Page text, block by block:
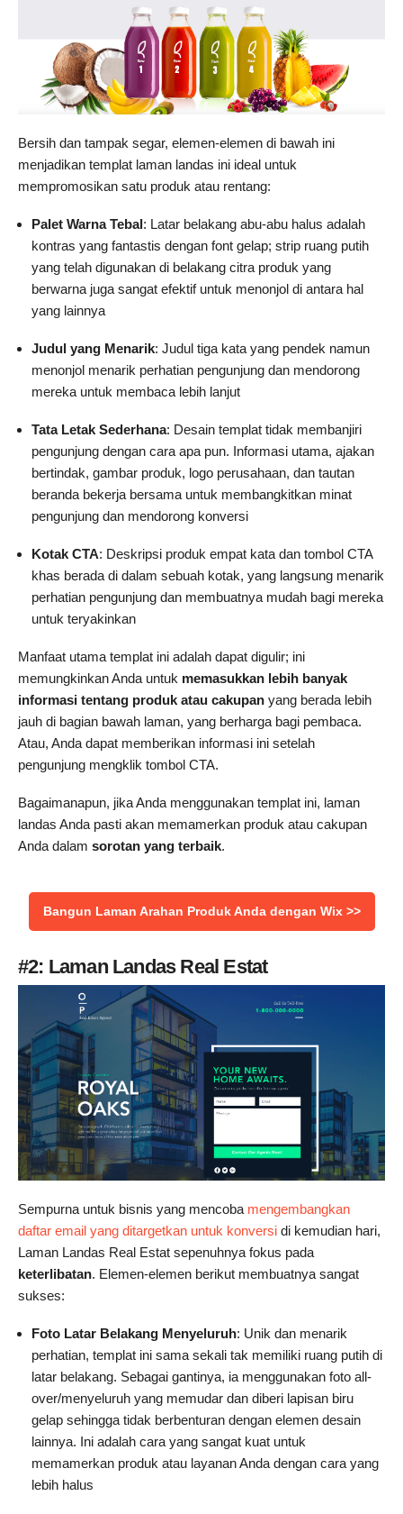
Bersih dan tampak segar, elemen-elemen di bawah ini
menjadikan templat laman landas ini ideal untuk
mempromosikan satu produk atau rentang:
Palet Warna Tebal: Latar belakang abu-abu halus adalah
kontras yang fantastis dengan font gelap; strip ruang putih
yang telah digunakan di belakang citra produk yang
berwarna juga sangat efektif untuk menonjol di antara hal
yang lainnya
Judul yang Menarik: Judul tiga kata yang pendek namun
menonjol menarik perhatian pengunjung dan mendorong
mereka untuk membaca lebih lanjut
Tata Letak Sederhana: Desain templat tidak membanjiri
pengunjung dengan cara apa pun. Informasi utama, ajakan
bertindak, gambar produk, logo perusahaan, dan tautan
beranda bekerja bersama untuk membangkitkan minat
pengunjung dan mendorong konversi
Kotak CTA: Deskripsi produk empat kata dan tombol CTA
khas berada di dalam sebuah kotak, yang langsung menarik
perhatian pengunjung dan membuatnya mudah bagi mereka
untuk teryakinkan
Manfaat utama templat ini adalah dapat digulir; ini
memungkinkan Anda untuk memasukkan lebih banyak
informasi tentang produk atau cakupan yang berada lebih
jauh di bagian bawah laman, yang berharga bagi pembaca.
Atau, Anda dapat memberikan informasi ini setelah
pengunjung mengklik tombol CTA.
Bagaimanapun, jika Anda menggunakan templat ini, laman
landas Anda pasti akan memamerkan produk atau cakupan
Anda dalam sorotan yang terbaik.
Bangun Laman Arahan Produk Anda dengan Wix >>
#2: Laman Landas Real Estat
Sempurna untuk bisnis yang mencoba mengembangkan
daftar email yang ditargetkan untuk konversi di kemudian hari,
Laman Landas Real Estat sepenuhnya fokus pada
keterlibatan. Elemen-elemen berikut membuatnya sangat
sukses:
Foto Latar Belakang Menyeluruh: Unik dan menarik
perhatian, templat ini sama sekali tak memiliki ruang putih di
latar belakang. Sebagai gantinya, ia menggunakan foto all-
over/menyeluruh yang memudar dan diberi lapisan biru
gelap sehingga tidak berbenturan dengan elemen desain
lainnya. Ini adalah cara yang sangat kuat untuk
memamerkan produk atau layanan Anda dengan cara yang
lebih halus